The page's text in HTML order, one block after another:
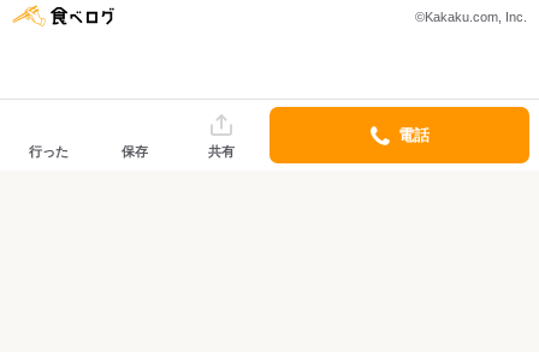
©Kakaku.com, Inc.
行った 保存 共有
電話